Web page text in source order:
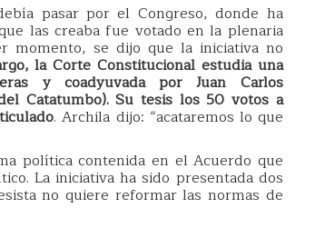
pasar por el Congreso, donde ha
las creaba fue votado en la plenaria
momento, se dijo que la iniciativa no
la Corte Constitucional estudia una
y coadyuvada por Juan Carlos
Catatumbo). Su tesis los 50 votos a
. Archila dijo: “acataremos lo que
política contenida en el Acuerdo que
La iniciativa ha sido presentada dos
no quiere reformar las normas de